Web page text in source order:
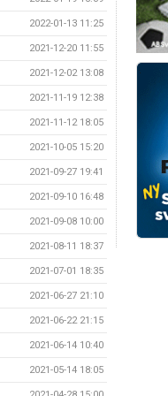
2022-01-13 11:25
2021-12-20 11:55
2021-12-02 13:08
2021-11-19 12:38
2021-11-12 18:05
2021-10-05 15:20
2021-09-27 19:41
2021-09-10 16:48
2021-09-08 10:00
2021-08-11 18:37
2021-07-01 18:35
2021-06-27 21:10
2021-06-22 21:15
2021-06-14 10:40
2021-05-14 18:05